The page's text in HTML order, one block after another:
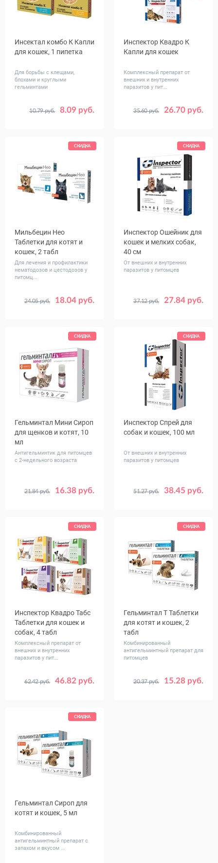
Инсектал комбо К Капли
для кошек, 1 пипетка
Для борьбы с клещами,
блохами и круглыми
гельминтами
8.09 руб.
10.79 руб.
от 1 до 4
Инспектор Квадро К
Капли для кошек
Комплексный препарат от
внешних и внутренних
паразитов у пит...
26.70 руб.
35.60 руб.
Вес
от 4 до 8 (3
от 4 до 8 (1
от 8 до 15 (1
СКИДКА
Мильбецин Нео
Таблетки для котят и
кошек, 2 табл
Для лечения и профилактики
нематодозов и цестодозов у
питомц...
18.04 руб.
24.05 руб.
Вес
0.5 - 4 4 - 16
СКИДКА
Инспектор Ошейник для
кошек и мелких собак,
40 см
От внешних и внутренних
паразитов у питомцев
27.84 руб.
37.12 руб.
СКИДКА
Гельминтал Мини Сироп
для щенков и котят, 10
мл
Антигельминтик для питомцев
с 2-недельного возраста
16.38 руб.
21.84 руб.
СКИДКА
Инспектор Спрей для
собак и кошек, 100 мл
От внешних и внутренних
паразитов у питомцев
38.45 руб.
51.27 руб.
СКИДКА
Инспектор Квадро Табс
Таблетки для кошек и
собак, 4 табл
Комплексный препарат от
внешних и внутренних
паразитов у пит...
46.82 руб.
62.42 руб.
Вес
от 0.5 до 2
от 8 до 16
СКИДКА
Гельминтал Т Таблетки
для котят и кошек, 2
табл
Комбинированный
антигельминтный препарат для
питомцев
15.28 руб.
20.37 руб.
Вес
менее 4
СКИДКА
Гельминтал Cироп для
котят и кошек, 5 мл
Комбинированный
антигельминтный препарат с
запахом и вкусом ...